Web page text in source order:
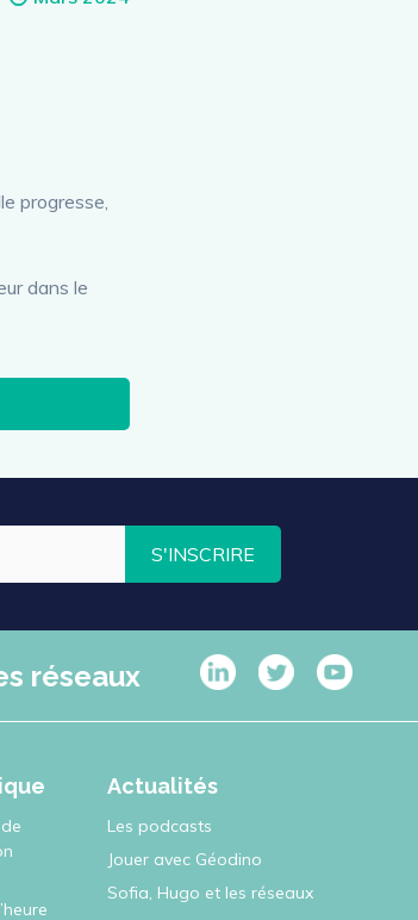
progresse,
dans le
S'INSCRIRE
réseaux
Actualités
Les podcasts
Jouer avec Géodino
Sofia, Hugo et les réseaux